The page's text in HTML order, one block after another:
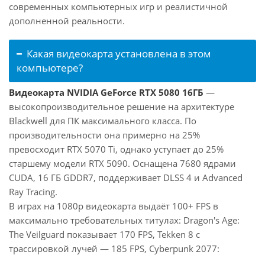
современных компьютерных игр и реалистичной
дополненной реальности.
Какая видеокарта установлена в этом
компьютере?
Видеокарта NVIDIA GeForce RTX 5080 16ГБ —
высокопроизводительное решение на архитектуре
Blackwell для ПК максимального класса. По
производительности она примерно на 25%
превосходит RTX 5070 Ti, однако уступает до 25%
старшему модели RTX 5090. Оснащена 7680 ядрами
CUDA, 16 ГБ GDDR7, поддерживает DLSS 4 и Advanced
Ray Tracing.
В играх на 1080p видеокарта выдаёт 100+ FPS в
максимально требовательных титулах: Dragon's Age:
The Veilguard показывает 170 FPS, Tekken 8 с
трассировкой лучей — 185 FPS, Cyberpunk 2077: